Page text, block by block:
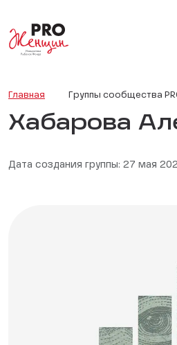
Главная Группы сообщества
Хабарова
Дата создания группы: 27 мая